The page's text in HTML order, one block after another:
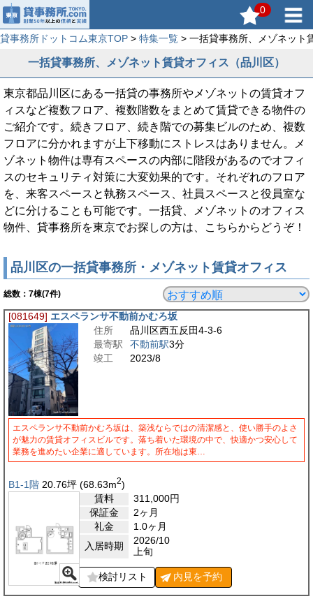
0
貸事務所ドットコム東京TOP > 特集一覧 > 一括貸事務所、メゾネット
一括貸事務所、メゾネット賃貸オフィス（品川区）
東京都品川区にある一括貸の事務所やメゾネットの賃貸オフ
ィスなど複数フロア、複数階数をまとめて賃貸できる物件の
ご紹介です。続きフロア、続き階での募集ビルのため、複数
フロアに分かれますが上下移動にストレスはありません。メ
ゾネット物件は専有スペースの内部に階段があるのでオフィ
スのセキュリティ対策に大変効果的です。それぞれのフロア
を、来客スペースと執務スペース、社員スペースと役員室な
どに分けることも可能です。一括貸、メゾネットのオフィス
物件、貸事務所を東京でお探しの方は、こちらからどうぞ！
品川区の一括貸事務所・メゾネット賃貸オフィス
総数： 7棟(7件)
[081649] エスペランサ不動前かむろ坂
住所
品川区西五反田4-3-6
最寄駅
不動前駅3分
竣工
2023/8
エスペランサ不動前かむろ坂は、築浅ならではの清潔感と、使い勝手のよさ
が魅力の賃貸オフィスビルです。落ち着いた環境の中で、快適かつ安心して
業務を進めたい企業に適しています。所在地は東…
B1-1階 20.76坪 (68.63m2)
賃料
311,000円
保証金
2ヶ月
礼金
1.0ヶ月
入居時期
2026/10
上旬
検討リスト 内見を予約